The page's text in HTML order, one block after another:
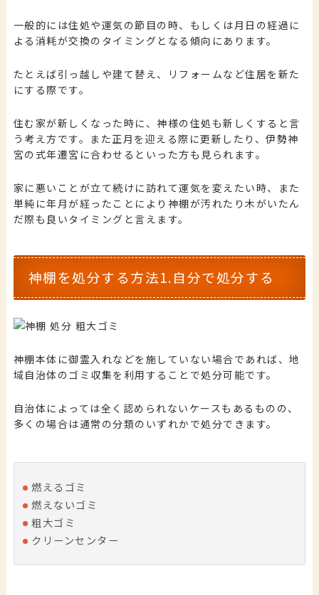
一般的には住処や運気の節目の時、もしくは月日の経過に
よる消耗が交換のタイミングとなる傾向にあります。
たとえば引っ越しや建て替え、リフォームなど住居を新た
にする際です。
住む家が新しくなった時に、神様の住処も新しくすると言
う考え方です。 また正月を迎える際に更新したり、伊勢神
宮の式年遷宮に合わせるといった方も見られます。
家に悪いことが立て続けに訪れて運気を変えたい時、また
単純に年月が経ったことにより神棚が汚れたり木がいたん
だ際も良いタイミングと言えます。
神棚を処分する方法1.自分で処分する
神棚本体に御霊入れなどを施していない場合であれば、地
域自治体のゴミ収集を利用することで処分可能です。
自治体によっては全く認められないケースもあるものの、
多くの場合は通常の分類のいずれかで処分できます。
燃えるゴミ
燃えないゴミ
粗大ゴミ
クリーンセンター